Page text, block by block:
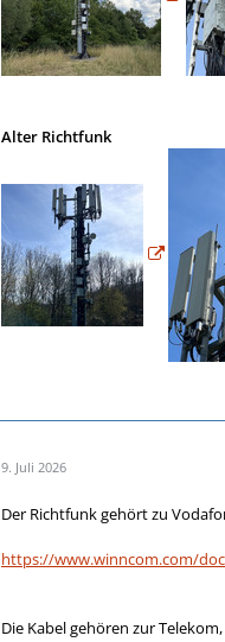
Alter Richtfunk
9. Juli 2026
Der Richtfunk gehört zu
https://www.winncom.com/
Die Kabel gehören zur